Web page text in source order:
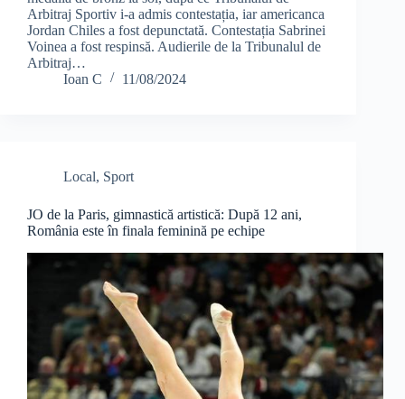
Arbitraj Sportiv i-a admis contestația, iar americanca
Jordan Chiles a fost depunctată. Contestația Sabrinei
Voinea a fost respinsă. Audierile de la Tribunalul de
Arbitraj…
Ioan C
11/08/2024
Local, Sport
JO de la Paris, gimnastică artistică: După 12 ani,
România este în finala feminină pe echipe